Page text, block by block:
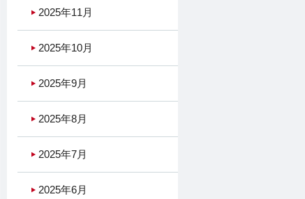
2025年11月
2025年10月
2025年9月
2025年8月
2025年7月
2025年6月